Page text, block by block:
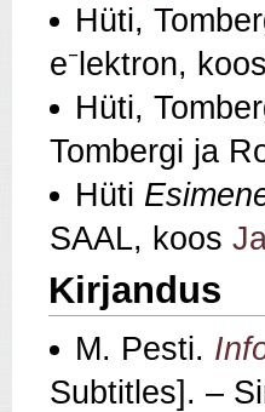
Hüti,
e⁻lektron,
Hüti,
Tombergi ja
Hüti
SAAL, koos
Kirjandus
M. Pesti.
Subtitles]. –